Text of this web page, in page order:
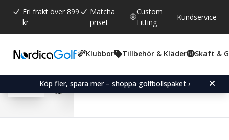
Fri frakt över 899
kr
Matcha
priset
Custom
Fitting
Kundservice
Klubbor Tillbehör & Kläder Skaft &
Köp fler, spara mer – shoppa golfbollspaket ›
Snittbetyg:
4.4 (röster:
9)
Ferrule 1/4" Black-